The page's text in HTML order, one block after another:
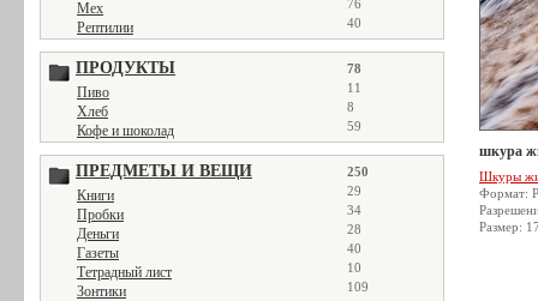
Мех 76
Рептилии 40
ПРОДУКТЫ 78
Пиво 11
Хлеб 8
Кофе и шоколад 59
ПРЕДМЕТЫ И ВЕЩИ 250
Книги 29
Пробки 34
Деньги 28
Газеты 40
Тетрадный лист 10
Зонтики 109
шкура
Шкуры
Формат:
Размер: